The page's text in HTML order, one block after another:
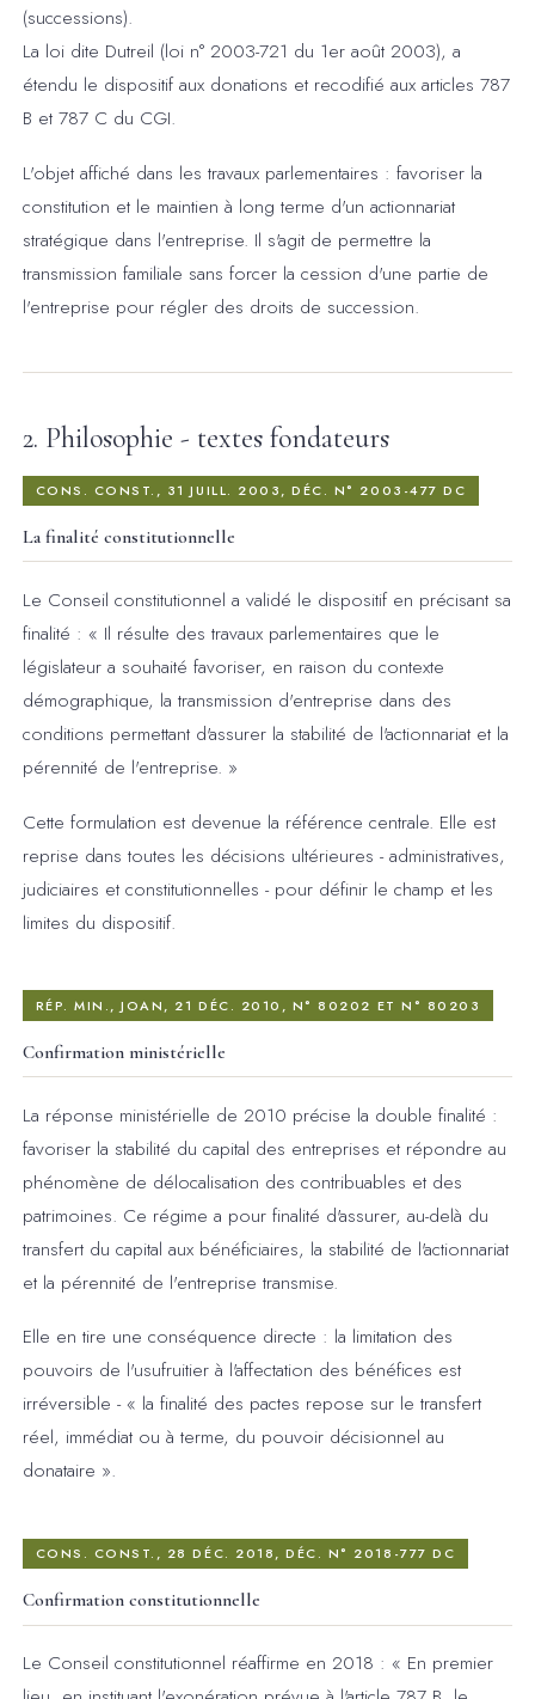
(successions).
La loi dite Dutreil (loi n° 2003-721 du 1er août 2003), a
étendu le dispositif aux donations et recodifié aux articles 787
B et 787 C du CGI.
L'objet affiché dans les travaux parlementaires : favoriser la
constitution et le maintien à long terme d'un actionnariat
stratégique dans l'entreprise. Il s'agit de permettre la
transmission familiale sans forcer la cession d'une partie de
l'entreprise pour régler des droits de succession.
2. Philosophie - textes fondateurs
CONS. CONST., 31 JUILL. 2003, DÉC. N° 2003-477 DC
La finalité constitutionnelle
Le Conseil constitutionnel a validé le dispositif en précisant sa
finalité : « Il résulte des travaux parlementaires que le
législateur a souhaité favoriser, en raison du contexte
démographique, la transmission d'entreprise dans des
conditions permettant d'assurer la stabilité de l'actionnariat et la
pérennité de l'entreprise. »
Cette formulation est devenue la référence centrale. Elle est
reprise dans toutes les décisions ultérieures - administratives,
judiciaires et constitutionnelles - pour définir le champ et les
limites du dispositif.
RÉP. MIN., JOAN, 21 DÉC. 2010, N° 80202 ET N° 80203
Confirmation ministérielle
La réponse ministérielle de 2010 précise la double finalité :
favoriser la stabilité du capital des entreprises et répondre au
phénomène de délocalisation des contribuables et des
patrimoines. Ce régime a pour finalité d'assurer, au-delà du
transfert du capital aux bénéficiaires, la stabilité de l'actionnariat
et la pérennité de l'entreprise transmise.
Elle en tire une conséquence directe : la limitation des
pouvoirs de l'usufruitier à l'affectation des bénéfices est
irréversible - « la finalité des pactes repose sur le transfert
réel, immédiat ou à terme, du pouvoir décisionnel au
donataire ».
CONS. CONST., 28 DÉC. 2018, DÉC. N° 2018-777 DC
Confirmation constitutionnelle
Le Conseil constitutionnel réaffirme en 2018 : « En premier